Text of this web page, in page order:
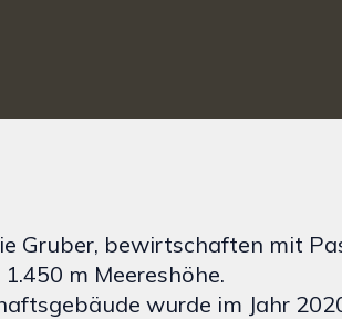
Gruber, bewirtschaften mit
m Meereshöhe.
wurde im Jahr